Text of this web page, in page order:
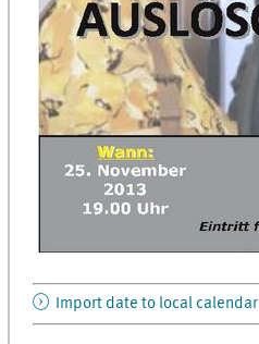
Import date to local calendar